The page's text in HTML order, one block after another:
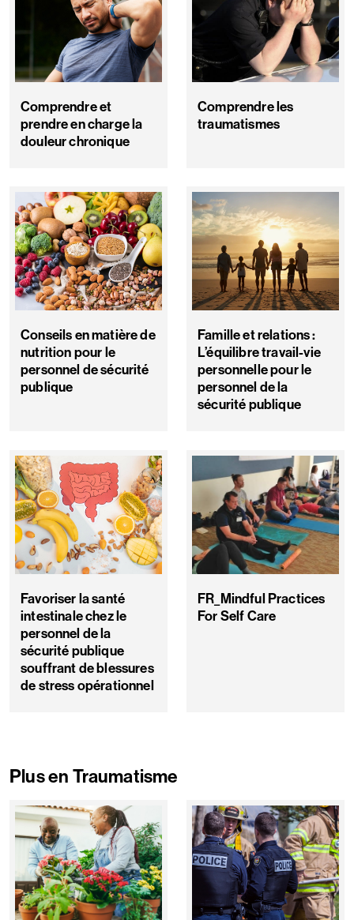
Comprendre et
prendre en charge la
douleur chronique
Comprendre les
traumatismes
Conseils en matière de
nutrition pour le
personnel de sécurité
publique
Famille et relations :
L’équilibre travail-vie
personnelle pour le
personnel de la
sécurité publique
Favoriser la santé
intestinale chez le
personnel de la
sécurité publique
souffrant de blessures
de stress opérationnel
FR_Mindful Practices
For Self Care
Plus en Traumatisme